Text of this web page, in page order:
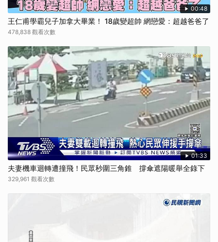
00:48
王仁甫學霸兒子加拿大畢業！ 18歲變超帥 網戀愛：超越爸爸了
478,838 觀看次數
01:33
夫妻機車迴轉遭撞飛！民眾秒圍三角錐 撐傘遮陽暖舉全錄下
329,961 觀看次數